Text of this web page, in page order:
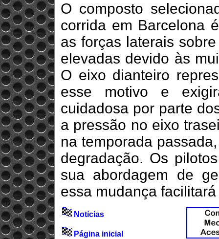
O composto
corrida em Barcelona
as forças laterais
elevadas devido às
O eixo dianteiro
esse motivo e
cuidadosa por parte
a pressão no eixo
na temporada
degradação. Os
sua abordagem de
essa mudança
Notícias
Página inicial